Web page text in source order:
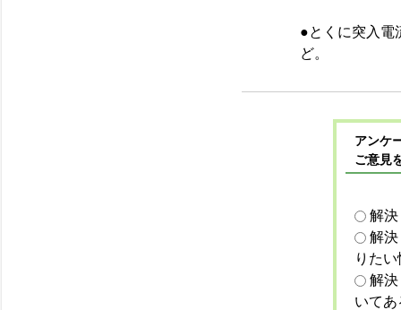
●とくに突入電
ど。
アンケ
ご意見
解
解
りた
解
いて